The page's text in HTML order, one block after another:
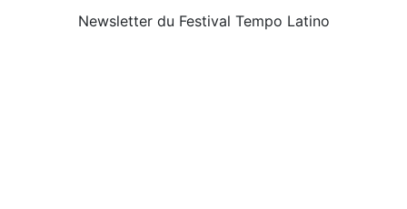
Newsletter du Festival Tempo Latino